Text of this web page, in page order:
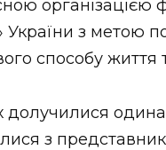
організацією
з метою
способу життя
долучилися
з